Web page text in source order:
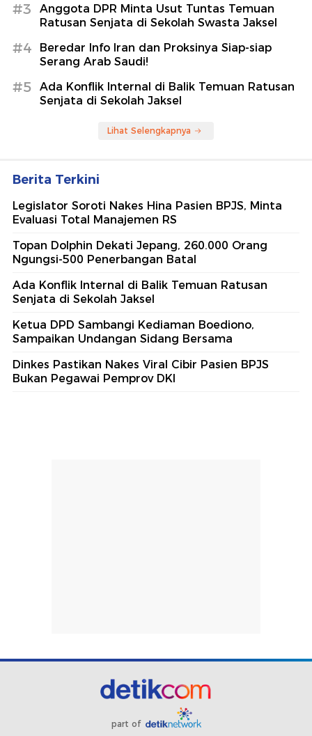
#3
Anggota DPR Minta Usut Tuntas Temuan
Ratusan Senjata di Sekolah Swasta Jaksel
#4
Beredar Info Iran dan Proksinya Siap-siap
Serang Arab Saudi!
#5
Ada Konflik Internal di Balik Temuan Ratusan
Senjata di Sekolah Jaksel
Lihat Selengkapnya
Berita Terkini
Legislator Soroti Nakes Hina Pasien BPJS, Minta
Evaluasi Total Manajemen RS
Topan Dolphin Dekati Jepang, 260.000 Orang
Ngungsi-500 Penerbangan Batal
Ada Konflik Internal di Balik Temuan Ratusan
Senjata di Sekolah Jaksel
Ketua DPD Sambangi Kediaman Boediono,
Sampaikan Undangan Sidang Bersama
Dinkes Pastikan Nakes Viral Cibir Pasien BPJS
Bukan Pegawai Pemprov DKI
part of